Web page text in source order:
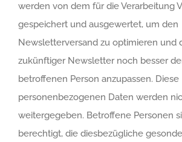
werden von dem für die Verarbeitung
gespeichert und ausgewertet, um den
Newsletterversand zu optimieren und
zukünftiger Newsletter noch besser
betroffenen Person anzupassen. Diese
personenbezogenen Daten werden
weitergegeben. Betroffene Personen
berechtigt, die diesbezügliche